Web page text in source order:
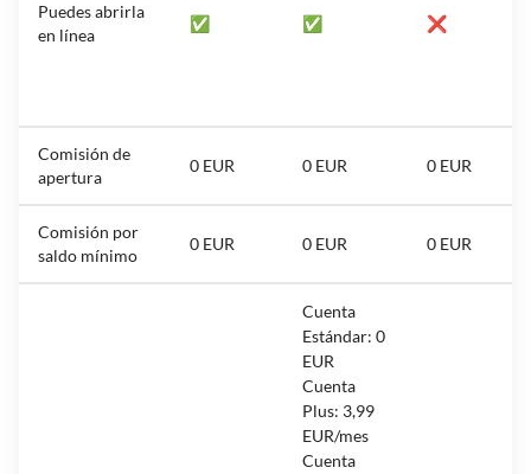
Puedes abrirla
en línea
✅ ✅ ❌
Comisión de
apertura
0 EUR 0 EUR 0 EUR
Comisión por
saldo mínimo
0 EUR 0 EUR 0 EUR
Cuenta
Estándar: 0
EUR
Cuenta
Plus: 3,99
EUR/mes
Cuenta